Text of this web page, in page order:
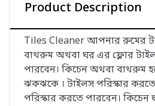
Product Description
Tiles Cleaner আপনার রুমের
বাথরুম অথবা ঘর এর ফ্লোর
পারবেন। কিচেন অথবা বাথরুম
ঝকঝকে । টাইলস পরিস্কার
পরিস্কার করতে পারবেন। কিচেন